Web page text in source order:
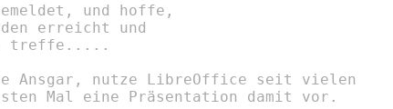
und hoffe,
erreicht und
treffe.....
Ansgar, nutze LibreOffice seit vielen
Mal eine Präsentation damit vor.